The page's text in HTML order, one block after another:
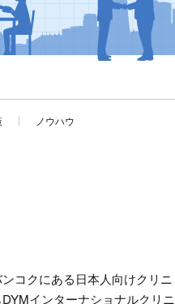
ノウハウ
コクにある日本人向けクリニ
インターナショナルクリニ